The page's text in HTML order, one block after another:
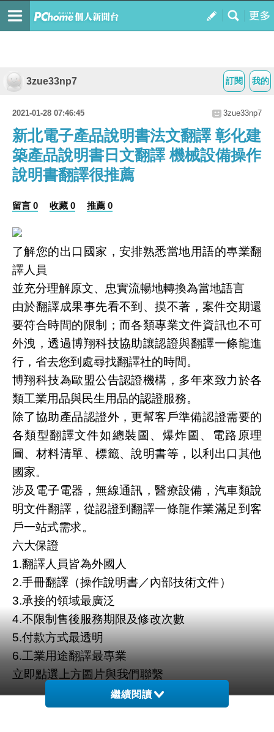
我的
訂閱
3zue33np7
2021-01-28 07:46:45 3zue33np7
新北電子產品說明書法文翻譯 彰化建
築產品說明書日文翻譯 機械設備操作
說明書翻譯很推薦
留言 0 收藏 0 推薦 0
了解您的出口國家，安排熟悉當地用語的專業翻
譯人員
並充分理解原文、忠實流暢地轉換為當地語言
由於翻譯成果事先看不到、摸不著，案件交期還
要符合時間的限制；而各類專業文件資訊也不可
外洩，透過博翔科技協助讓認證與翻譯一條龍進
行，省去您到處尋找翻譯社的時間。
博翔科技為歐盟公告認證機構，多年來致力於各
類工業用品與民生用品的認證服務。
除了協助產品認證外，更幫客戶準備認證需要的
各類型翻譯文件如總裝圖、爆炸圖、電路原理
圖、材料清單、標籤、說明書等，以利出口其他
國家。
涉及電子電器，無線通訊，醫療設備，汽車類說
明文件翻譯，從認證到翻譯一條龍作業滿足到客
戶一站式需求。
六大保證
1.翻譯人員皆為外國人
2.手冊翻譯（操作說明書／內部技術文件）
3.承接的領域最廣泛
4.不限制售後服務期限及修改次數
5.付款方式最透明
6.工業用途翻譯最專業
立即點選上方圖片與我們聯繫
繼續閱讀